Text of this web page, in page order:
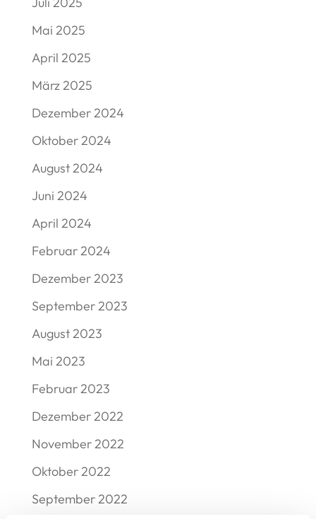
Mai 2025
April 2025
März 2025
Dezember 2024
Oktober 2024
August 2024
Juni 2024
April 2024
Februar 2024
Dezember 2023
September 2023
August 2023
Mai 2023
Februar 2023
Dezember 2022
November 2022
Oktober 2022
September 2022